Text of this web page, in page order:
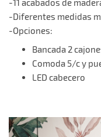
-11 acabados de
-Diferentes medidas
-Opciones:
Bancada 2
Comoda 5/c y
LED